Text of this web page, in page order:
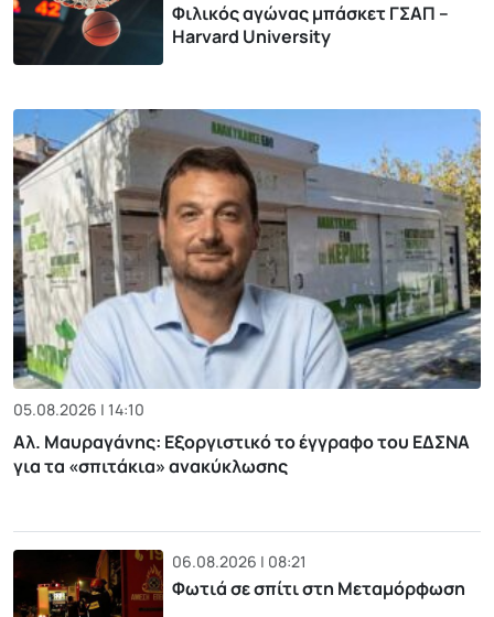
Φιλικός αγώνας μπάσκετ ΓΣΑΠ –
Harvard University
05.08.2026 | 14:10
Αλ. Μαυραγάνης: Εξοργιστικό το έγγραφο του ΕΔΣΝΑ
για τα «σπιτάκια» ανακύκλωσης
06.08.2026 | 08:21
Φωτιά σε σπίτι στη Μεταμόρφωση